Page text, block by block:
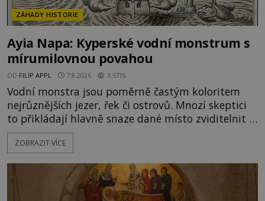
ZÁHADY HISTORIE
Ayia Napa: Kyperské vodní monstrum s
mírumilovnou povahou
OD FILIP APPL 7.8.2026 3.5TIS
Vodní monstra jsou poměrně častým koloritem
nejrůznějších jezer, řek či ostrovů. Mnozí skeptici
to přikládají hlavně snaze dané místo zviditelnit a
přitáhnout k němu pozornost záhadám
nakloněných turistů. Je to také případ kyperského
legendami o něm ukrývat nějaký pravdivý základ?
V blízkosti Mysu Greco, jak se přez
ZOBRAZIT VÍCE